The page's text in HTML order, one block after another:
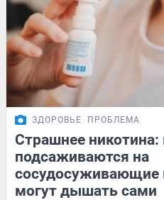
ЗДОРОВЬЕ ПРОБЛЕМА
Страшнее
подсаживаются на
сосудосуживающие
могут дышать сами